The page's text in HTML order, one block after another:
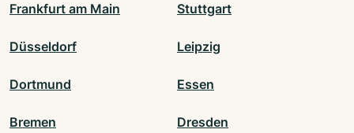
Frankfurt am Main Stuttgart
Düsseldorf Leipzig
Dortmund Essen
Bremen Dresden